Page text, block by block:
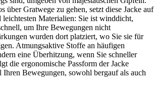
über Gratwege zu gehen, setzt diese Jacke auf
leichtesten Materialien: Sie ist winddicht,
um Ihre Bewegungen nicht
wurden dort platziert, wo Sie sie für
Atmungsaktive Stoffe an häufigen
eine Überhitzung, wenn Sie schneller
die ergonomische Passform der Jacke
Bewegungen, sowohl bergauf als auch